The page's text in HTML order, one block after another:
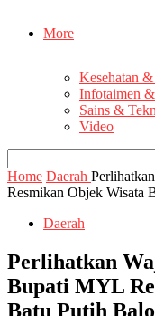
More
Kesehatan
Infotaimen
Sains &
Video
Home Daerah
Resmikan Objek Wisata
Daerah
Perlihatkan
Bupati MYL
Batu Putih